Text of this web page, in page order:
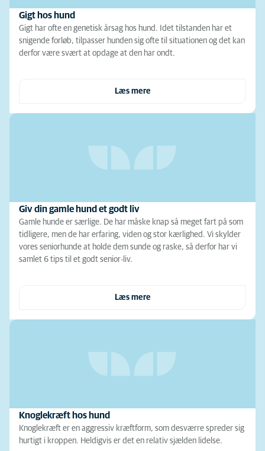
Gigt hos hund
Gigt har ofte en genetisk årsag hos hund. Idet tilstanden har et
snigende forløb, tilpasser hunden sig ofte til situationen og det kan
derfor være svært at opdage at den har ondt.
Læs mere
Giv din gamle hund et godt liv
Gamle hunde er særlige. De har måske knap så meget fart på som
tidligere, men de har erfaring, viden og stor kærlighed. Vi skylder
vores seniorhunde at holde dem sunde og raske, så derfor har vi
samlet 6 tips til et godt senior-liv.
Læs mere
Knoglekræft hos hund
Knoglekræft er en aggressiv kræftform, som desværre spreder sig
hurtigt i kroppen. Heldigvis er det en relativ sjælden lidelse.